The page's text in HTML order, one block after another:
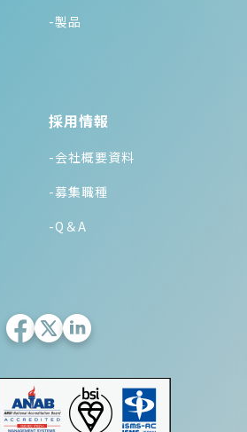
-製品
採用情報
-会社概要資料
-募集職種
-Q＆A